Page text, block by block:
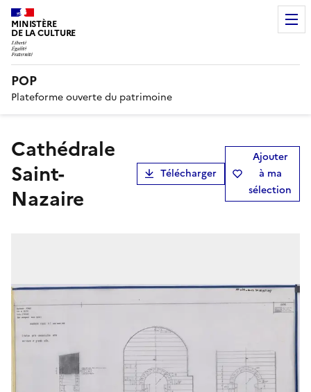
MINISTÈRE
DE LA CULTURE
POP
Plateforme ouverte du patrimoine
cathédrale
Saint-
Nazaire
Télécharger
Ajouter
à ma
sélection